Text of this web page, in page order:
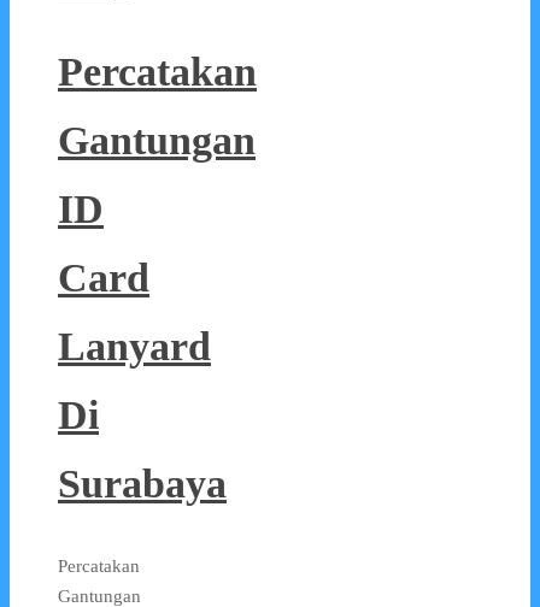
Percatakan
Gantungan
ID
Card
Lanyard
Di
Surabaya
Percatakan
Gantungan